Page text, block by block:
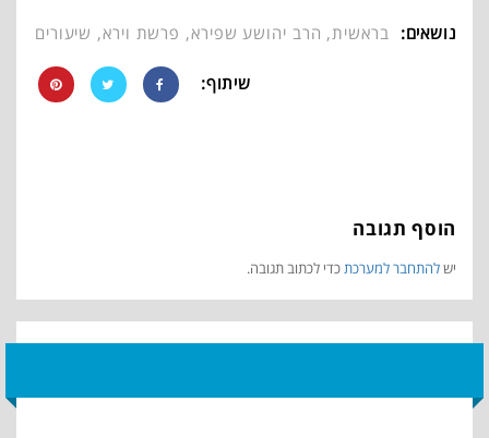
נושאים: בראשית, הרב יהושע שפירא, פרשת וירא, שיעורים
שיתוף:
הוסף תגובה
ישלהתחבר למערכת כדי לכתוב תגובה.